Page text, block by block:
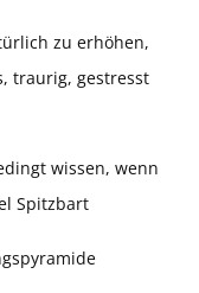
zu erhöhen,
traurig, gestresst
wissen, wenn
Spitzbart